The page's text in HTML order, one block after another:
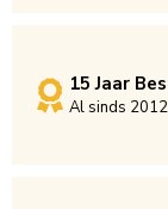
15 Jaar
Al sinds